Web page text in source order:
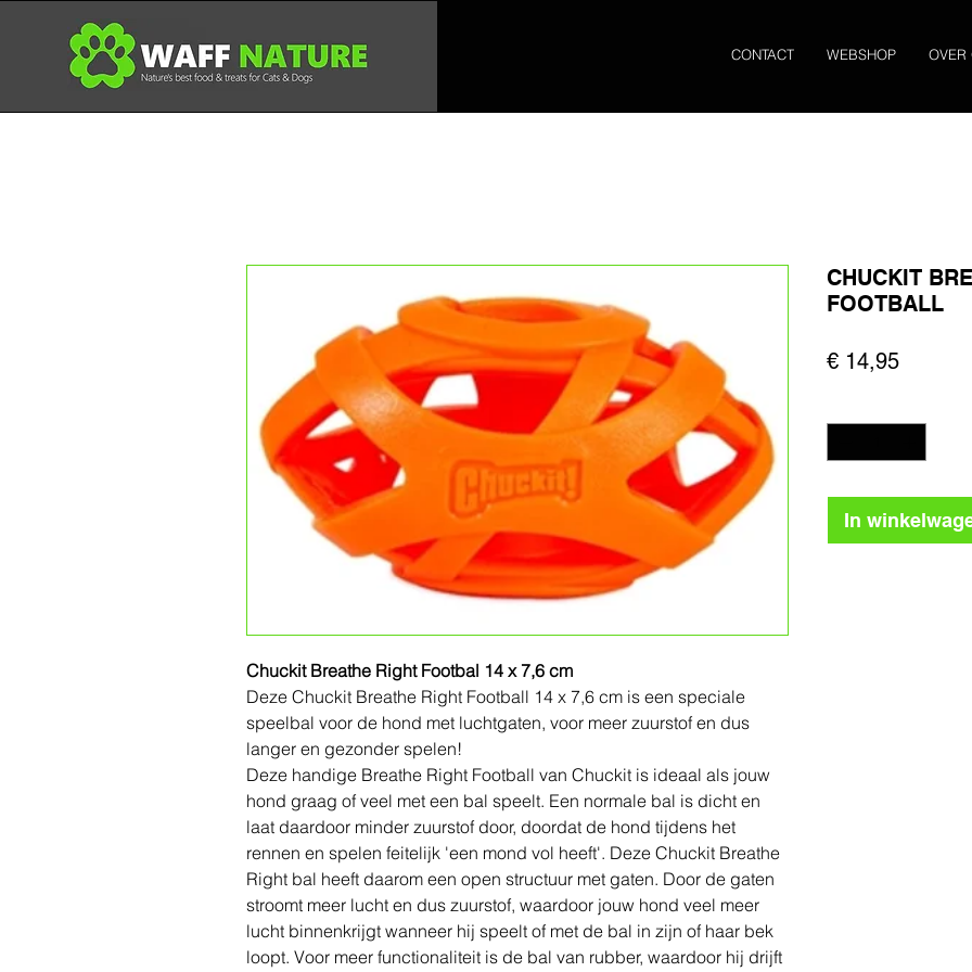
CONTACT WEBSHOP OVER
Chuckit Breathe Right Footbal 14 x 7,6 cm
Deze Chuckit Breathe Right Football 14 x 7,6 cm is een speciale
speelbal voor de hond met luchtgaten, voor meer zuurstof en dus
langer en gezonder spelen!
Deze handige Breathe Right Football van Chuckit is ideaal als jouw
hond graag of veel met een bal speelt. Een normale bal is dicht en
laat daardoor minder zuurstof door, doordat de hond tijdens het
rennen en spelen feitelijk 'een mond vol heeft'. Deze Chuckit Breathe
Right bal heeft daarom een open structuur met gaten. Door de gaten
stroomt meer lucht en dus zuurstof, waardoor jouw hond veel meer
lucht binnenkrijgt wanneer hij speelt of met de bal in zijn of haar bek
loopt. Voor meer functionaliteit is de bal van rubber, waardoor hij drijft
CHUCKIT
FOOTBALL
€ 14,95Prijs
In